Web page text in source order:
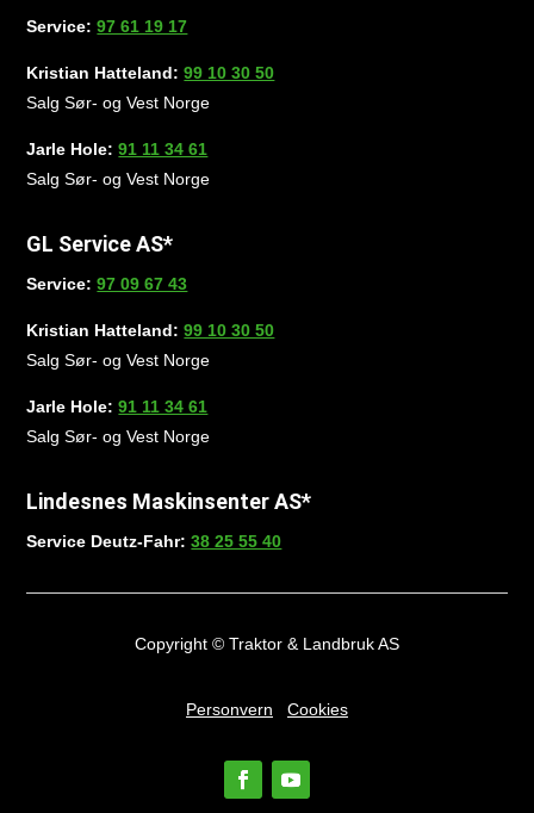
Service:97 61 19 17
Kristian Hatteland:99 10 30 50
Salg Sør- og Vest Norge
Jarle Hole:91 11 34 61
Salg Sør- og Vest Norge
GL Service AS*
Service:97 09 67 43
Kristian Hatteland:99 10 30 50
Salg Sør- og Vest Norge
Jarle Hole:91 11 34 61
Salg Sør- og Vest Norge
Lindesnes Maskinsenter AS*
Service Deutz-Fahr:38 25 55 40
Copyright © Traktor & Landbruk AS
Personvern Cookies